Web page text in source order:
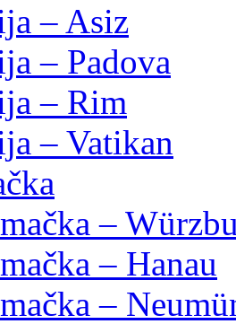
– Asiz
– Padova
– Rim
– Vatikan
–
– Hanau
–